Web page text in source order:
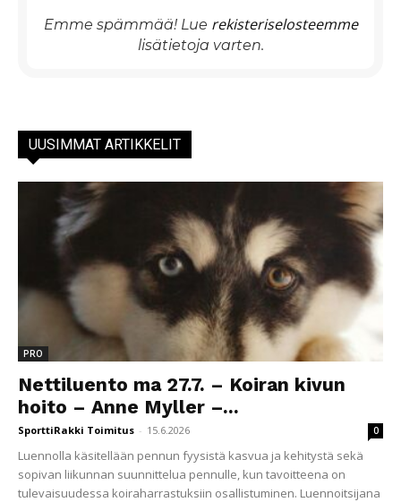
Emme spämmää! Lue rekisteriselosteemme
lisätietoja varten.
UUSIMMAT ARTIKKELIT
PRO
Nettiluento ma 27.7. – Koiran kivun
hoito – Anne Myller –...
SporttiRakki Toimitus - 15.6.2026 0
Luennolla käsitellään pennun fyysistä kasvua ja kehitystä sekä
sopivan liikunnan suunnittelua pennulle, kun tavoitteena on
tulevaisuudessa koiraharrastuksiin osallistuminen. Luennoitsijana